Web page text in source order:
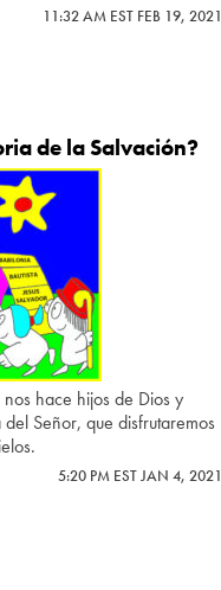
11:32 AM EST FEB 19, 2021
de la Salvación?
nos hace hijos de Dios y
Señor, que disfrutaremos
5:20 PM EST JAN 4, 2021